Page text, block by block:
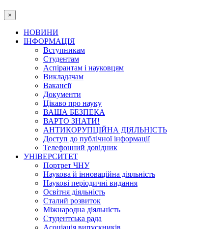
×
НОВИНИ
ІНФОРМАЦІЯ
Вступникам
Студентам
Аспірантам і науковцям
Викладачам
Вакансії
Документи
Цікаво про науку
ВАША БЕЗПЕКА
ВАРТО ЗНАТИ!
АНТИКОРУПЦІЙНА ДІЯЛЬНІСТЬ
Доступ до публічної інформації
Телефонний довідник
УНІВЕРСИТЕТ
Портрет ЧНУ
Наукова й інноваційна діяльність
Наукові періодичні видання
Освітня діяльність
Сталий розвиток
Міжнародна діяльність
Студентська рада
Асоціація випускників